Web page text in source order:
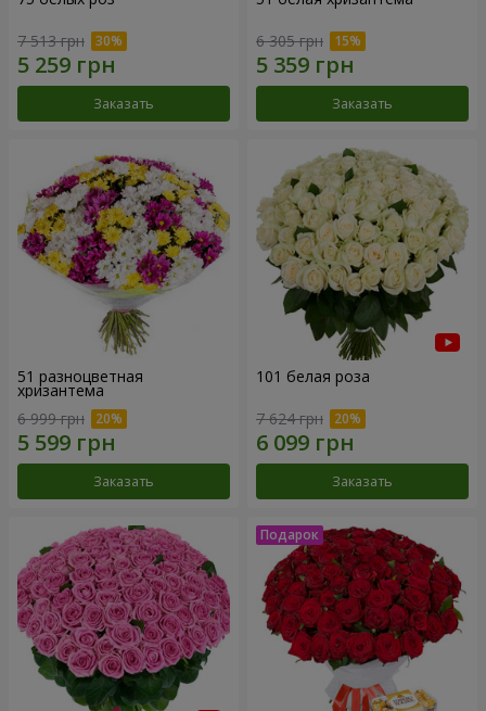
7 513 грн
Заказать
6 305 грн
Заказать
51 разноцветная
хризантема
6 999 грн
Заказать
101 белая роза
7 624 грн
Заказать